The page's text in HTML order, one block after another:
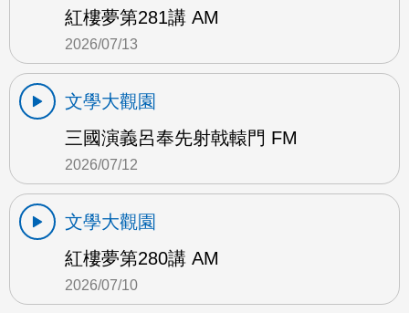
紅樓夢第281講 AM
2026/07/13
文學大觀園
三國演義呂奉先射戟轅門 FM
2026/07/12
文學大觀園
紅樓夢第280講 AM
2026/07/10